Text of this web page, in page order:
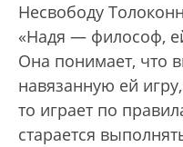
Несвободу
«Надя — философ,
Она понимает, что
навязанную ей
то играет по
старается